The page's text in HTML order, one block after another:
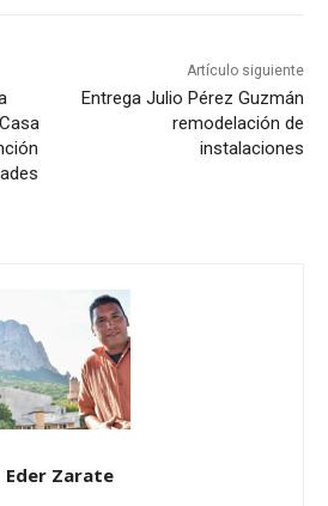
Artículo siguiente
Entrega Julio Pérez Guzmán
remodelación de
instalaciones
Eder Zarate